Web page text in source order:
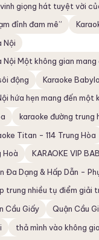
giọng hát tuyệt vời
đỉnh đam mê”
Nội
Nội Một không gian
động
Karaoke
hứa hẹn mang đến một
karaoke đường trung
Titan - 114 Trung Hòa
Hoà
KARAOKE VIP
Đa Dạng & Hấp Dẫn -
trung nhiều tụ điểm giải
Cầu Giấy
Quận Cầu
thả mình vào không